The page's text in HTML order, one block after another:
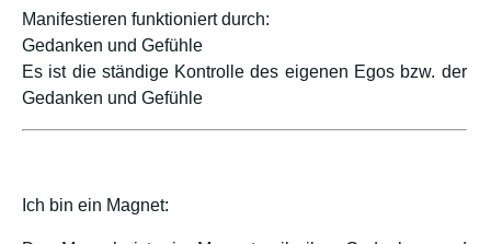
Manifestieren funktioniert durch:
Gedanken und Gefühle
Es ist die ständige Kontrolle des eigenen Egos bzw. der
Gedanken und Gefühle
Ich bin ein Magnet: